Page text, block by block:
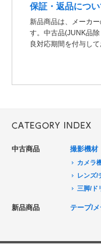
保証・返品につい
新品商品は、メーカ
す。中古品(JUNK品
良対応期間を付与して
中古商品 撮影機材
カメラ
レンズ/
三脚/ド
ポータ
新品商品 テープ/